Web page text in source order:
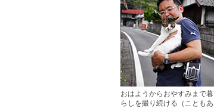
おはようからおやすみまで暮
らしを撮り続ける（こともあ